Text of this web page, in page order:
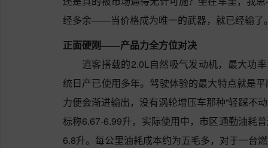
经多余——当价格成为唯一的武器，就已经输了
正面硬刚——产品力全方位对决
逍客搭载的2.0L自然吸气发动机，最大功
统日产已使用多年。驾驶体验的最大特点就是
力便会渐进输出，没有涡轮增压车那种“轻踩不
标称6.67-6.99升，实际使用中，市区通勤油耗
6.8升。每公里油耗成本约为五毛多，对于一台